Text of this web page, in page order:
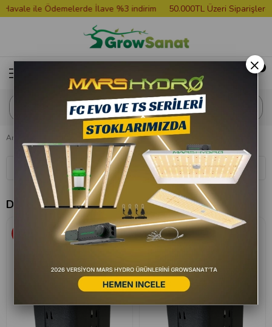
ile Ödemelerde İlave %3 indirim 50.000TL Üzeri Siparişlere
Anasayfa Saksılar ve Tablalar Saksı Delikli Saksı
Filtreleme
Sıralama
Delikli Saksı
%10
×